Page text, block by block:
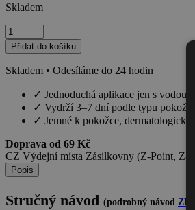
Skladem
Lantern
množství
Přidat do košíku
Skladem • Odesíláme do 24 hodin
✓ Jednoduchá aplikace jen s vodou
✓ Vydrží 3–7 dní podle typu pokožky
✓ Jemné k pokožce, dermatologicky
Doprava od 69 Kč
CZ Výdejní místa Zásilkovny (Z-Point, Z-
Popis
Stručný návod (podrobný návod ZDE